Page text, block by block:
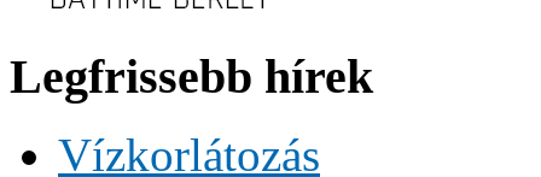
Legfrissebb hírek
Vízkorlátozás